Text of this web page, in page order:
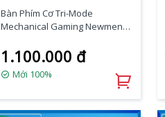
Bàn Phím Cơ Tri-Mode
Mechanical Gaming Newmen
1.100.000 đ
Mới 100%